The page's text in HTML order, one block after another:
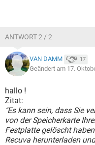
ANTWORT 2 / 2
VAN DAMM 17
Geändert am 17.
hallo !
Zitat:
"Es kann sein, dass Sie
von der Speicherkarte
Festplatte gelöscht
Recuva herunterladen